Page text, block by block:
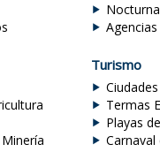
Minería
Nocturna
Turismo
Termas
Playas
Carnaval